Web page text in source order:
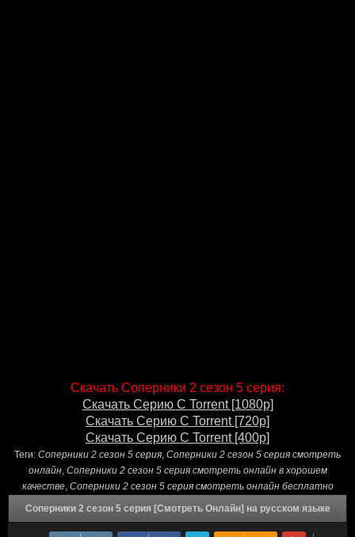
Скачать Соперники 2 сезон 5 серия:
Скачать Серию С Torrent [1080p]
Скачать Серию С Torrent [720p]
Скачать Серию С Torrent [400p]
Теги: Соперники 2 сезон 5 серия Соперники 2 сезон 5 серия смотреть
онлайн, Соперники 2 сезон 5 серия смотреть онлайн в хорошем
качестве, Соперники 2 сезон 5 серия смотреть онлайн бесплатно
Соперники 2 сезон 5 серия [Смотреть Онлайн] на русском языке